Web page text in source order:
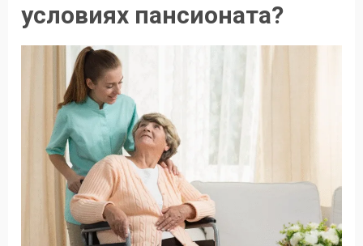
условиях пансионата?